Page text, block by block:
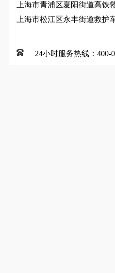
上海市青浦区夏阳街道高铁
明、救护车出租
上海市松江区永丰街道救护
24小时服务热线：400-